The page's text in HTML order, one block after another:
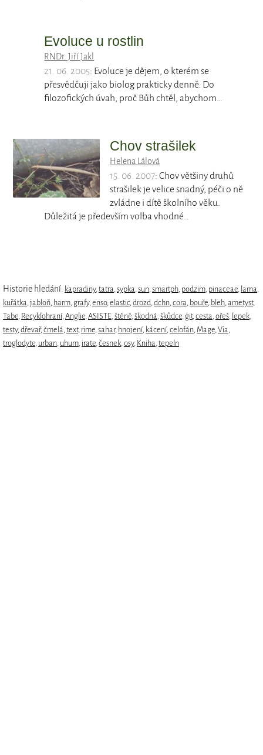
Evoluce u rostlin
RNDr. Jiří Jakl
21. 06. 2005: Evoluce je dějem, o kterém se
přesvědčuji jako biolog prakticky denně. Do
filozofických úvah, proč Bůh chtěl, abychom…
Chov strašilek
Helena Lálová
15. 06. 2007: Chov většiny druhů
strašilek je velice snadný, péči o ně
zvládne i dítě školního věku.
Důležitá je především volba vhodné…
Historie hledání: kapradiny,tatra,sypka,sun,smartph, podzim, pinaceae, lama,
kuřátka,jabloň, harm, grafy,enso,elastic,drozd,dchn,cora, bouře, bleh,ametyst,
Tabe, Recyklohraní,Anglie,ASISTE,štěně,škodná,škůdce, ģit,cesta,ořeš, lepek,
testy,dřevař,čmelá,text, rime,sahar, hnojení, kácení,celofán, Mage,Via,
troglodyte, urban, uhum, irate,česnek,osy, Kniha,tepeln